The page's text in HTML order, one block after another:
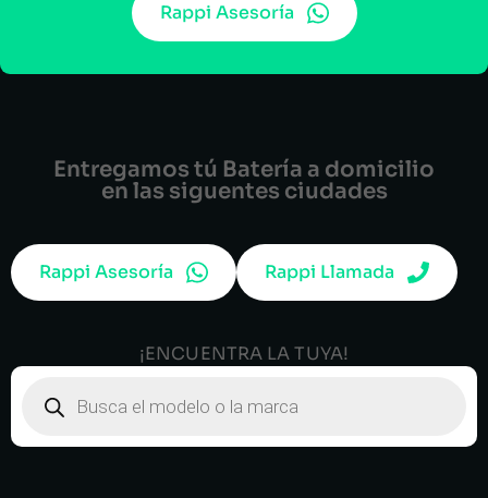
Rappi Asesoría
Entregamos tú Batería a domicilio
en las siguentes ciudades
Rappi Asesoría Rappi Llamada
¡ENCUENTRA LA TUYA!